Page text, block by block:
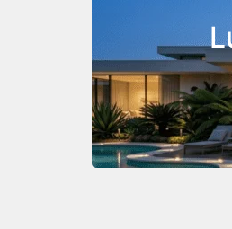
Proyectan
direcciones,